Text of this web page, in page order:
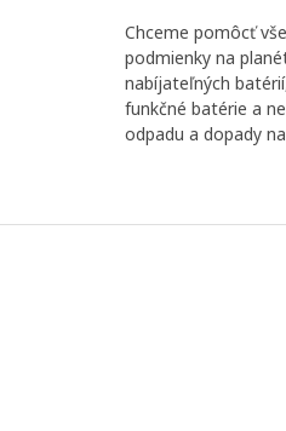
Chceme pomôcť
podmienky na
nabíjateľných
funkčné batérie a
odpadu a dopady